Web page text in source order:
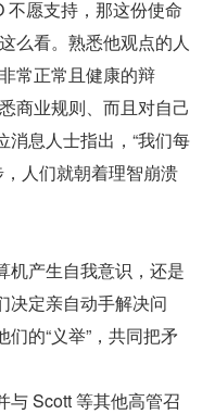
不愿支持，那这份使命
么看。熟悉他观点的人
常正常且健康的辩
商业规则、而且对自己
消息人士指出，“我们每
人们就朝着理智崩溃
机产生自我意识，还是
决定亲自动手解决问
的“义举”，共同把矛
与 Scott 等其他高管召